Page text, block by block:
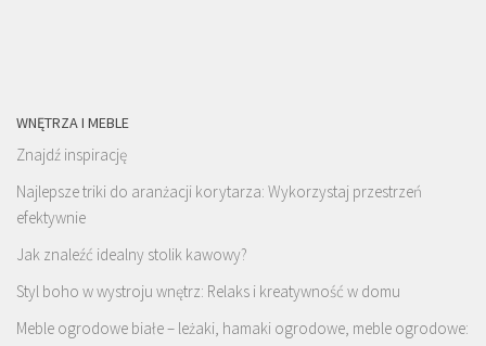
WNĘTRZA I MEBLE
Znajdź inspirację
Najlepsze triki do aranżacji korytarza: Wykorzystaj przestrzeń
efektywnie
Jak znaleźć idealny stolik kawowy?
Styl boho w wystroju wnętrz: Relaks i kreatywność w domu
Meble ogrodowe białe – leżaki, hamaki ogrodowe, meble ogrodowe: